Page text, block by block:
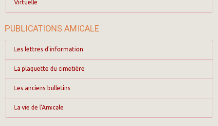
Virtuelle
PUBLICATIONS AMICALE
Les lettres d'information
La plaquette du cimetière
Les anciens bulletins
La vie de l'Amicale